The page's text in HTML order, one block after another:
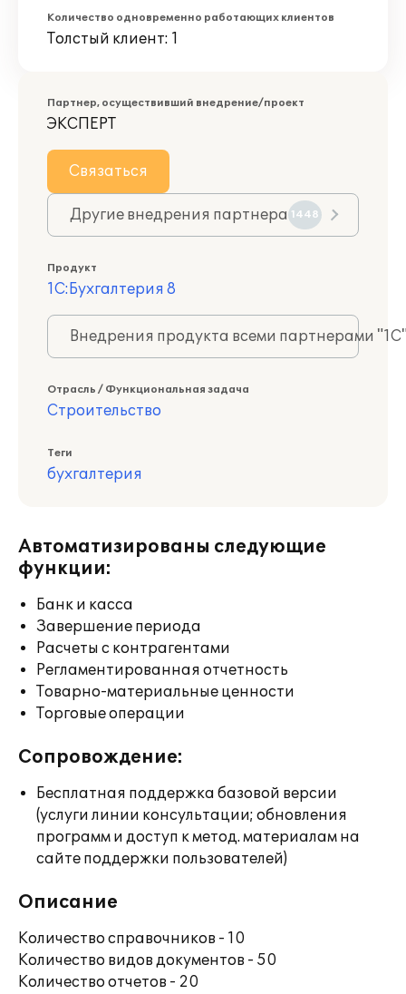
Количество одновременно работающих клиентов
Толстый клиент: 1
Партнер, осуществивший внедрение/проект
ЭКСПЕРТ
Связаться
Другие внедрения партнера 1448
Продукт
1С:Бухгалтерия 8
Внедрения продукта всеми партнерами
Отрасль / Функциональная задача
Строительство
Теги
бухгалтерия
Автоматизированы следующие
функции:
Банк и касса
Завершение периода
Расчеты с контрагентами
Регламентированная отчетность
Товарно-материальные ценности
Торговые операции
Сопровождение:
Бесплатная поддержка базовой версии
(услуги линии консультации; обновления
программ и доступ к метод. материалам на
сайте поддержки пользователей)
Описание
Количество справочников - 10
Количество видов документов - 50
Количество отчетов - 20